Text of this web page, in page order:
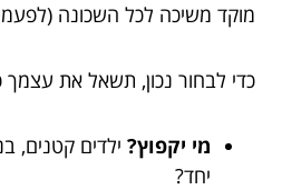
מוקד משיכה לכל השכונה
כדי לבחור נכון, תשאל את
מי יקפוץ? ילדים קטנים,
יחד?